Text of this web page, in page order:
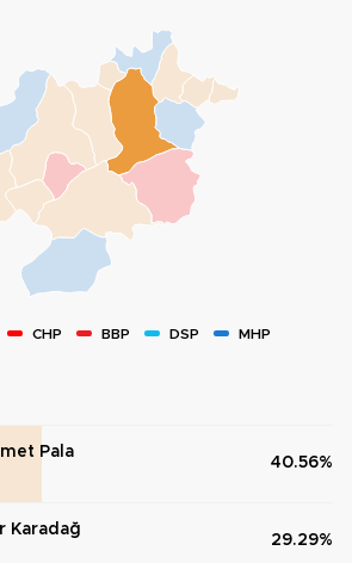
CHP BBP DSP MHP
Pala
40.56%
Karadağ
29.29%